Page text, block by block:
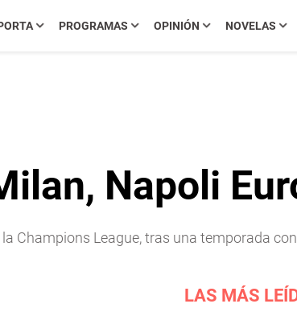
PROGRAMAS OPINIÓN NOVELAS
Napoli
Champions League, tras una temporada
LAS MÁS